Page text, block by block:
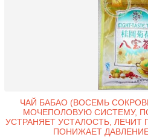
ЧАЙ БАБАО (ВОСЕМЬ
МОЧЕПОЛОВУЮ СИСТЕМУ,
УСТРАНЯЕТ УСТАЛОСТЬ, ЛЕЧИТ
ПОНИЖАЕТ ДАВЛЕНИЕ